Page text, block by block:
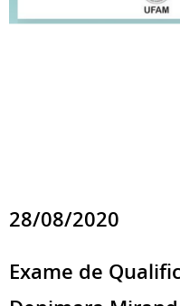
28/08/2020
Exame de